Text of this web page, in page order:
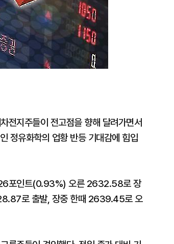
전지주들이 전고점을 향해 달려가면서
정유화학의 업황 반등 기대감에 힘입
포인트(0.93%) 오른 2632.58로 장
로 출발, 장중 한때 2639.45로 오